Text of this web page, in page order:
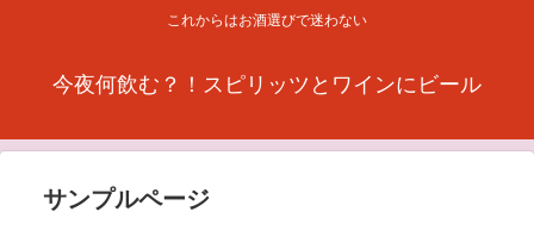
これからはお酒選びで迷わない
今夜何飲む？！スピリッツとワインにビール
サンプルページ